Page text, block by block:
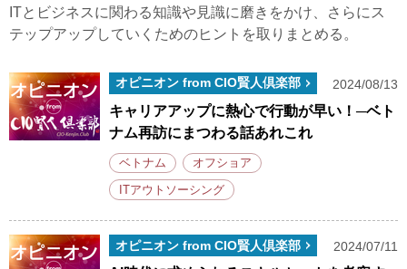
ITとビジネスに関わる知識や見識に磨きをかけ、さらにス
テップアップしていくためのヒントを取りまとめる。
オピニオン from CIO賢人倶楽部 2024/08/13
キャリアアップに熱心で行動が早い！─ベト
ナム再訪にまつわる話あれこれ
ベトナム オフショア
ITアウトソーシング
オピニオン from CIO賢人倶楽部 2024/07/11